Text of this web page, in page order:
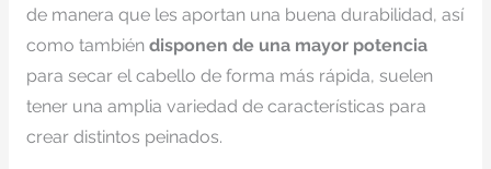
de manera que les aportan una buena durabilidad, así
como también disponen de una mayor potencia
para secar el cabello de forma más rápida, suelen
tener una amplia variedad de características para
crear distintos peinados.